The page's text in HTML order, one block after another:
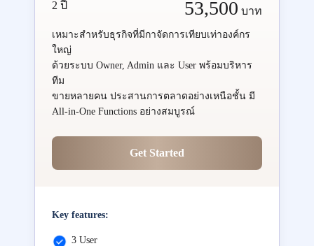
2 ปี 53,500 บาท
เหมาะสำหรับธุรกิจที่มีกาจัดการเทียบเท่าองค์กร
ใหญ่
ด้วยระบบ Owner, Admin และ User พร้อมบริหาร
ทีม
ขายหลายคน ประสานการตลาดอย่างเหนือชั้น มี
All-in-One Functions อย่างสมบูรณ์
Get Started
Key features:
3 User